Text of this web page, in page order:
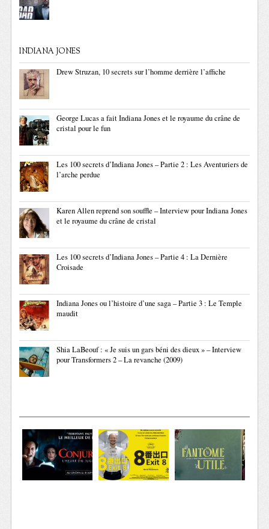
INDIANA JONES
Drew Struzan, 10 secrets sur l’homme derrière l’affiche
George Lucas a fait Indiana Jones et le royaume du crâne de
cristal pour le fun
Les 100 secrets d’Indiana Jones – Partie 2 : Les Aventuriers de
l’arche perdue
Karen Allen reprend son souffle – Interview pour Indiana Jones
et le royaume du crâne de cristal
Les 100 secrets d’Indiana Jones – Partie 4 : La Dernière
Croisade
Indiana Jones ou l’histoire d’une saga – Partie 3 : Le Temple
maudit
Shia LaBeouf : « Je suis un gars béni des dieux » – Interview
pour Transformers 2 – La revanche (2009)